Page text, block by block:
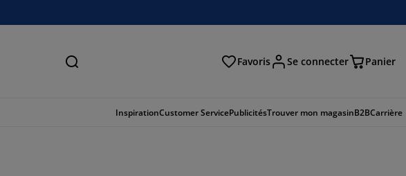
Chercher Favoris Se connecter Panier
InspirationCustomer ServicePublicitésTrouver mon magasinB2BCarrière